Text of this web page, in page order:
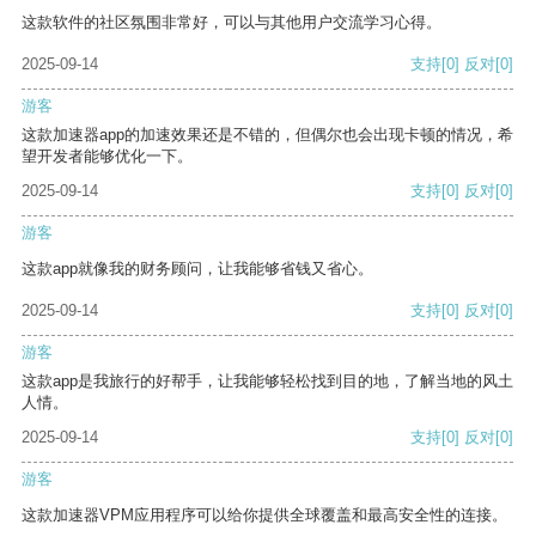
这款软件的社区氛围非常好，可以与其他用户交流学习心得。
2025-09-14 支持[0] 反对[0]
游客
这款加速器app的加速效果还是不错的，但偶尔也会出现卡顿的情况，希
望开发者能够优化一下。
2025-09-14
支持[0] 反对[0]
游客
这款app就像我的财务顾问，让我能够省钱又省心。
2025-09-14 支持[0] 反对[0]
游客
这款app是我旅行的好帮手，让我能够轻松找到目的地，了解当地的风土
人情。
2025-09-14
支持[0] 反对[0]
游客
这款加速器VPM应用程序可以给你提供全球覆盖和最高安全性的连接。